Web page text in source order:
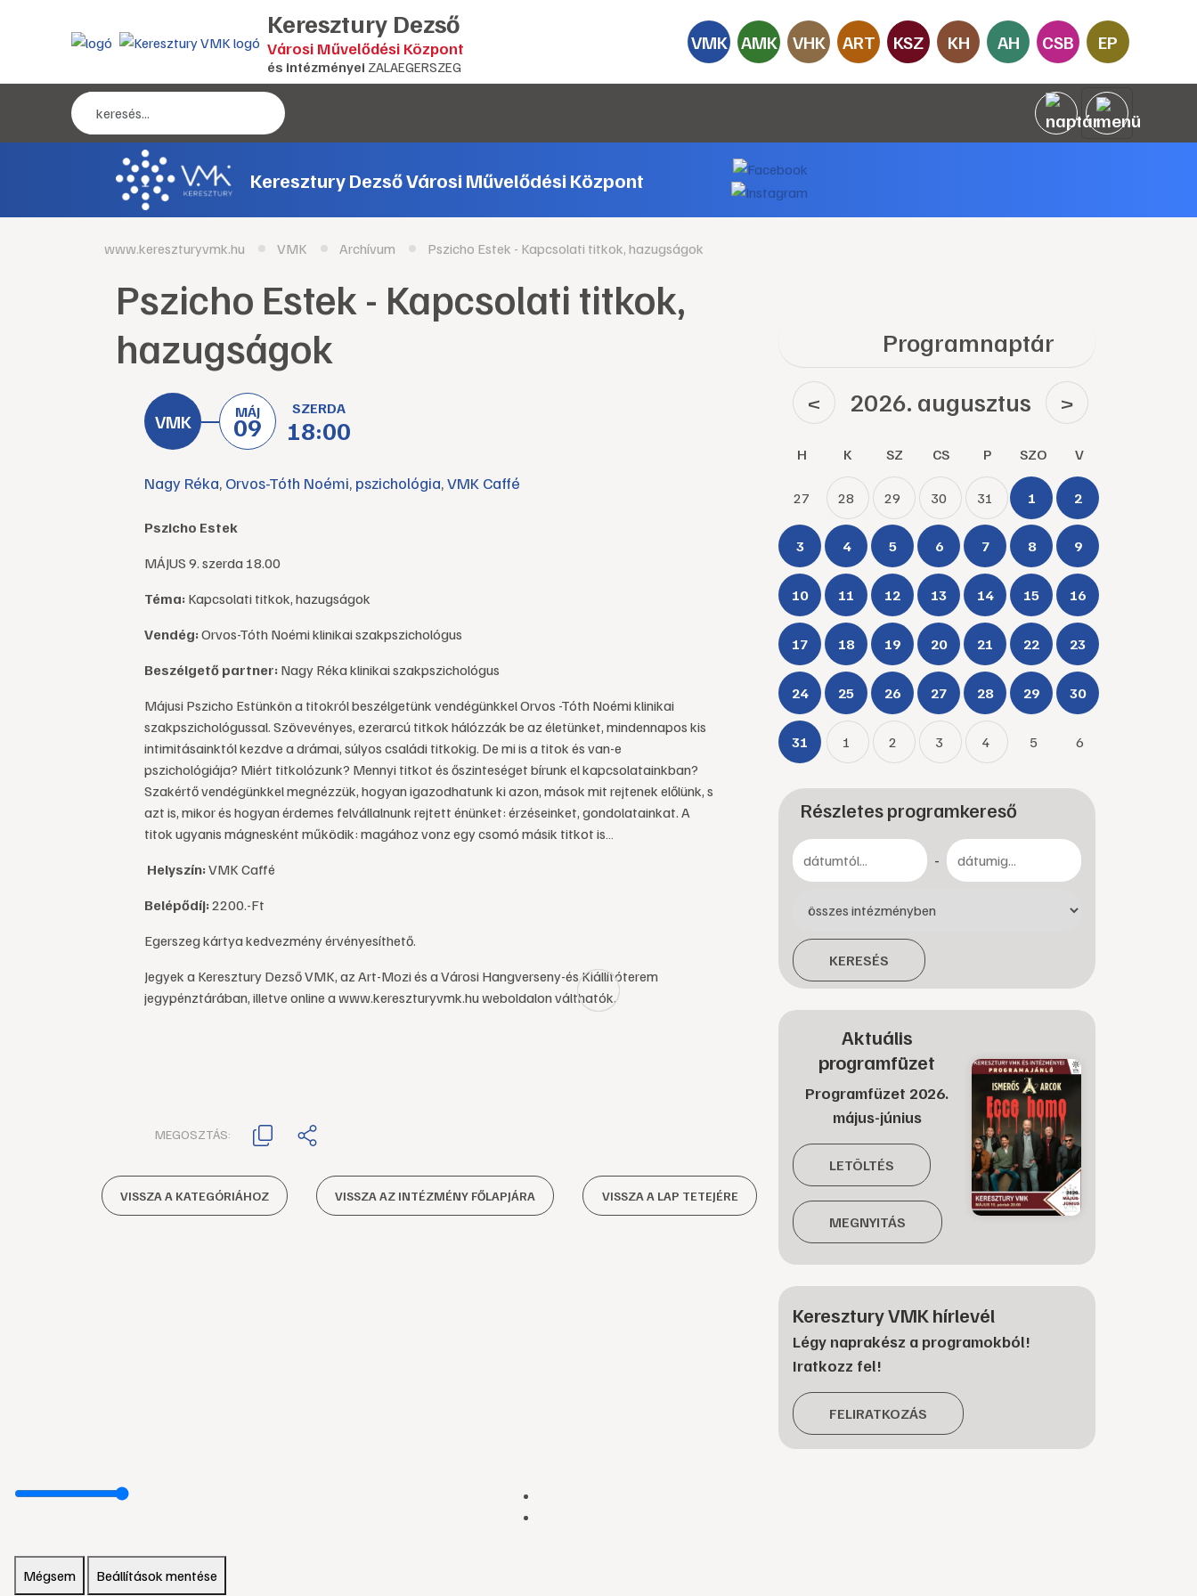
Keresztury Dezső
Városi Művelődési Központ
és intézményei ZALAEGERSZEG
VMK AMK VHK ART KSZ KH AH CSB EP
Keresztury Dezső Városi Művelődési Központ
www.kereszturyvmk.hu VMK Archívum Pszicho Estek - Kapcsolati titkok, hazugságok
Pszicho Estek - Kapcsolati titkok,
hazugságok
MÁJ
09
SZERDA
18:00
Nagy Réka, Orvos-Tóth Noémi, pszichológia,VMK Caffé
Pszicho Estek
MÁJUS 9. szerda 18.00
Téma: Kapcsolati titkok, hazugságok
Vendég:Orvos-Tóth Noémi klinikai szakpszichológus
Beszélgető partner: Nagy Réka klinikai szakpszichológus
Májusi Pszicho Estünkön a titokról beszélgetünk vendégünkkel Orvos -Tóth Noémi klinikai
szakpszichológussal. Szövevényes, ezerarcú titkok hálózzák be az életünket, mindennapos kis
intimitásainktól kezdve a drámai, súlyos családi titkokig. De mi is a titok és van-e
pszichológiája? Miért titkolózunk? Mennyi titkot és őszinteséget bírunk el kapcsolatainkban?
Szakértő vendégünkkel megnézzük, hogyan igazodhatunk ki azon, mások mit rejtenek előlünk, s
azt is, mikor és hogyan érdemes felvállalnunk rejtett énünket: érzéseinket, gondolatainkat. A
titok ugyanis mágnesként működik: magához vonz egy csomó másik titkot is…
Helyszín:VMK Caffé
Belépődíj:2200.-Ft
Egerszeg kártya kedvezmény érvényesíthető.
Jegyek a Keresztury Dezső VMK, az Art-Mozi és a Városi Hangverseny-és Kiállítóterem
jegypénztárában, illetve online a www.kereszturyvmk.hu weboldalon válthatók.
MEGOSZTÁS:
VISSZA A KATEGÓRIÁHOZ VISSZA AZ INTÉZMÉNY FŐLAPJÁRA VISSZA A LAP TETEJÉRE
Programnaptár
< 2026. augusztus >
H K SZ CS P SZO V
27 28 29 30 31 1 2
3 4 5 6 7 8 9
10 11 12 13 14 15 16
17 18 19 20 21 22 23
24 25 26 27 28 29 30
31 1 2 3 4 5 6
Részletes programkereső
-
KERESÉS
Aktuális
programfüzet
Programfüzet 2026.
május-június
LETÖLTÉS
MEGNYITÁS
Keresztury VMK hírlevél
Légy naprakész a programokból!
Iratkozz fel!
FELIRATKOZÁS
Mégsem Beállítások mentése